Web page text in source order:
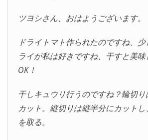
ツヨシさん、おはようございます。
ドライトマト作られたのですね、
ライが私は好きですね、干すと美
OK！
干しキュウリ行うのですね？輪切
カット。縦切りは縦半分にカット
を取る。